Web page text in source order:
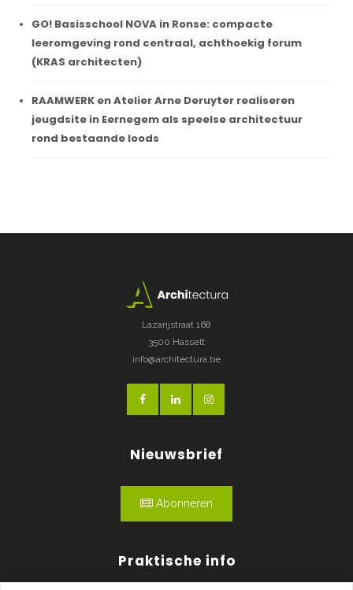
GO! Basisschool NOVA in Ronse: compacte
leeromgeving rond centraal, achthoekig forum
(KRAS architecten)
RAAMWERK en Atelier Arne Deruyter realiseren
jeugdsite in Eernegem als speelse architectuur
rond bestaande loods
Lazarijstraat 168
3500 Hasselt
info@architectura.be
Nieuwsbrief
Abonneren
Praktische info